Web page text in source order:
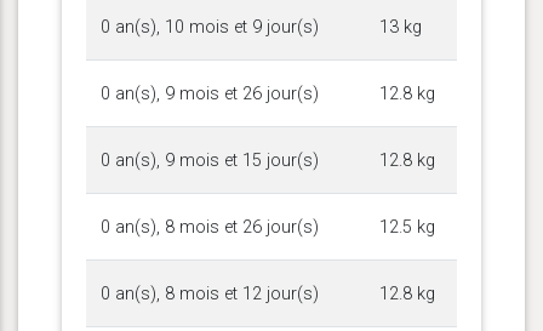
0 an(s), 10 mois et 9 jour(s) 13 kg
0 an(s), 9 mois et 26 jour(s) 12.8 kg
0 an(s), 9 mois et 15 jour(s) 12.8 kg
0 an(s), 8 mois et 26 jour(s) 12.5 kg
0 an(s), 8 mois et 12 jour(s) 12.8 kg